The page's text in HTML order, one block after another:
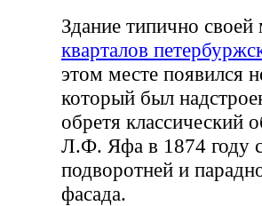
Здание типично
кварталов
этом месте появился
который был
обретя классический
Л.Ф. Яфа в 1874 году
подворотней и
фасада.